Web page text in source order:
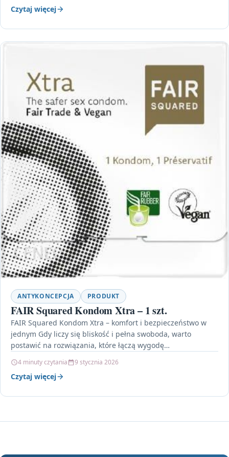
Czytaj więcej
ANTYKONCEPCJA PRODUKT
FAIR Squared Kondom Xtra – 1 szt.
FAIR Squared Kondom Xtra – komfort i bezpieczeństwo w
jednym Gdy liczy się bliskość i pełna swoboda, warto
postawić na rozwiązania, które łączą wygodę…
4 minuty czytania 9 stycznia 2026
Czytaj więcej